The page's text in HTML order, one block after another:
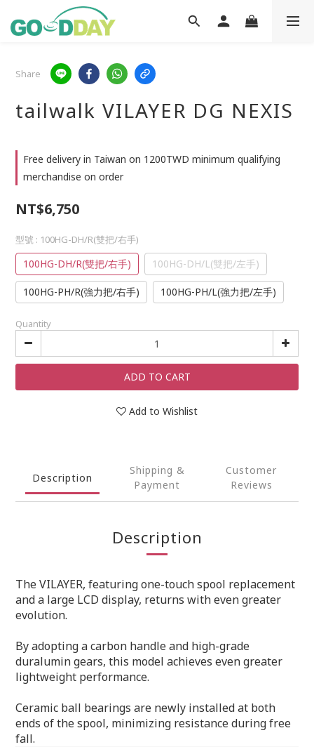
Share
tailwalk VILAYER DG NEXIS
Free delivery in Taiwan on 1200TWD minimum qualifying
merchandise on order
NT$6,750
型號 : 100HG-DH/R(雙把/右手)
100HG-DH/R(雙把/右手) 100HG-DH/L(雙把/左手)
100HG-PH/R(強力把/右手) 100HG-PH/L(強力把/左手)
Quantity
ADD TO CART
Add to Wishlist
Description
Shipping &
Payment
Customer
Reviews
Description
The VILAYER, featuring one-touch spool replacement
and a large LCD display, returns with even greater
evolution.
By adopting a carbon handle and high-grade
duralumin gears, this model achieves even greater
lightweight performance.
Ceramic ball bearings are newly installed at both
ends of the spool, minimizing resistance during free
fall.